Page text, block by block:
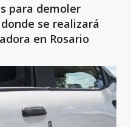
para demoler
se realizará
en Rosario